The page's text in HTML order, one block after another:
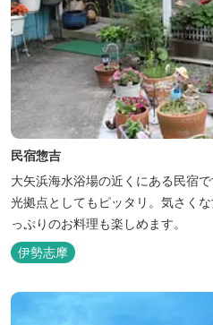
民宿惣吉
大矢浜海水浴場の近くにある民宿
光拠点としてもピッタリ。気さく
っぷりのお料理も楽しめます。
伊勢志摩